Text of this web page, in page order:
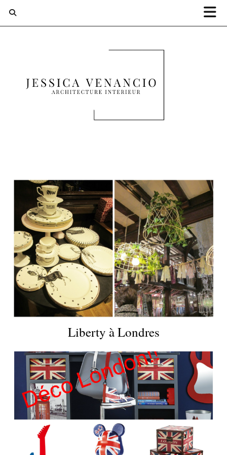
Liberty à Londres